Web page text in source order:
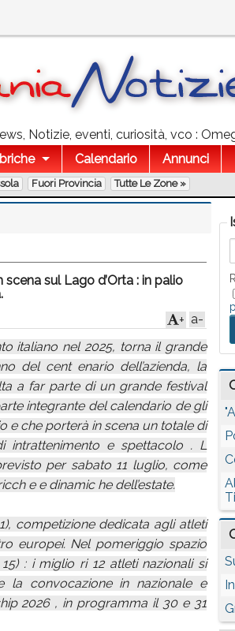
Notizie, eventi, curiosità, vco :
Calendario Annunci
Fuori Provincia Tutte Le Zone »
sul Lago d’Orta : in palio
a-
+
italiano nel 2025, torna il grande
del cent enario dell’azienda, la
a far parte di un grande festival
integrante del calendario de gli
e che porterà in scena un totale di
intrattenimento e spettacolo . L
per sabato 11 luglio, come
e e dinamic he dell’estate.
competizione dedicata agli atleti
europei. Nel pomeriggio spazio
: i miglio ri 12 atleti nazionali si
la convocazione in nazionale e
2026 , in programma il 30 e 31